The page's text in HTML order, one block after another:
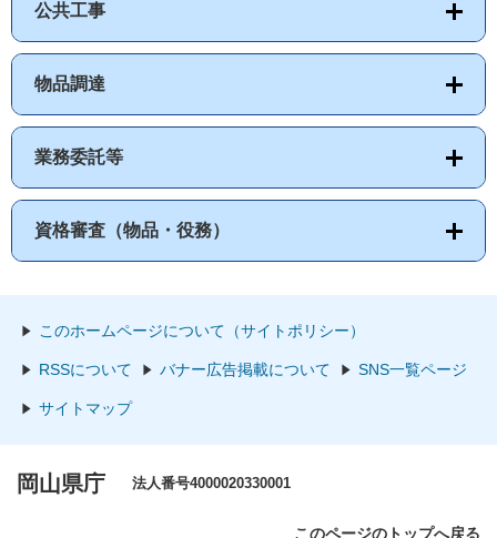
公共工事
物品調達
業務委託等
資格審査（物品・役務）
このホームページについて（サイトポリシー）
RSSについて バナー広告掲載について SNS一覧ページ
サイトマップ
岡山県庁 法人番号4000020330001
このページのトップへ戻る